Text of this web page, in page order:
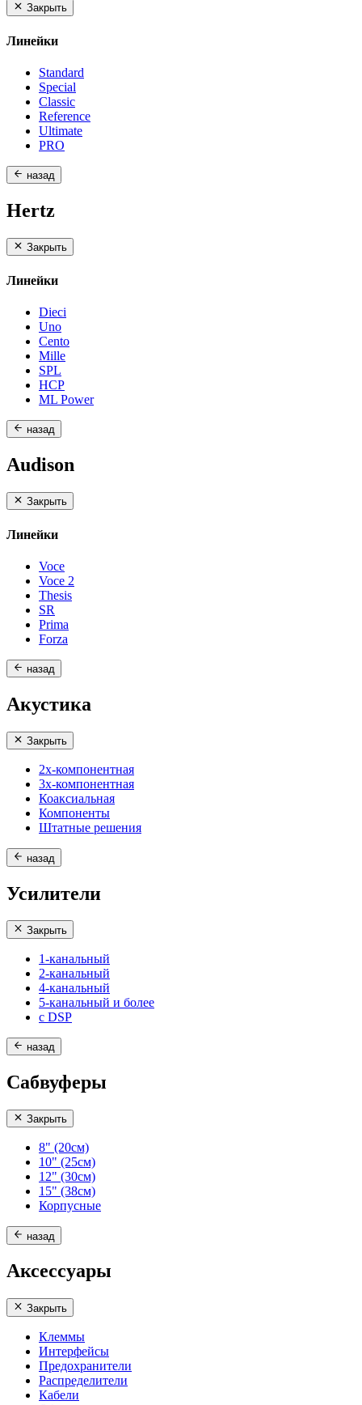
Закрыть
Линейки
Standard
Special
Classic
Reference
Ultimate
PRO
назад
Hertz
Закрыть
Линейки
Dieci
Uno
Cento
Mille
SPL
HCP
ML Power
назад
Audison
Закрыть
Линейки
Voce
Voce 2
Thesis
SR
Prima
Forza
назад
Акустика
Закрыть
2х-компонентная
3х-компонентная
Коаксиальная
Компоненты
Штатные решения
назад
Усилители
Закрыть
1-канальный
2-канальный
4-канальный
5-канальный и более
с DSP
назад
Сабвуферы
Закрыть
8" (20см)
10" (25см)
12" (30см)
15" (38см)
Корпусные
назад
Аксессуары
Закрыть
Клеммы
Интерфейсы
Предохранители
Распределители
Кабели